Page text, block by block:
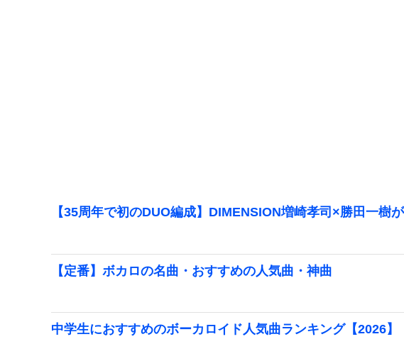
【35周年で初のDUO編成】DIMENSION増崎孝司×勝田一樹
【定番】ボカロの名曲・おすすめの人気曲・神曲
中学生におすすめのボーカロイド人気曲ランキング【2026】